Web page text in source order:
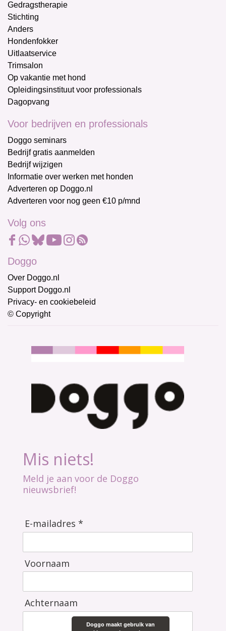
Gedragstherapie
Stichting
Anders
Hondenfokker
Uitlaatservice
Trimsalon
Op vakantie met hond
Opleidingsinstituut voor professionals
Dagopvang
Voor bedrijven en professionals
Doggo seminars
Bedrijf gratis aanmelden
Bedrijf wijzigen
Informatie over werken met honden
Adverteren op Doggo.nl
Adverteren voor nog geen €10 p/mnd
Volg ons
Doggo
Over Doggo.nl
Support Doggo.nl
Privacy- en cookiebeleid
© Copyright
Mis niets!
Meld je aan voor de Doggo
nieuwsbrief!
E-mailadres *
Voornaam
Achternaam
Doggo maakt gebruik van